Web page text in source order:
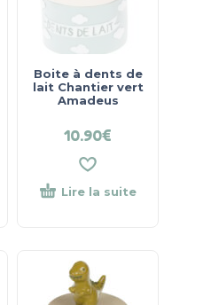
Boite à dents de
lait Chantier vert
Amadeus
10.90€
Lire la suite